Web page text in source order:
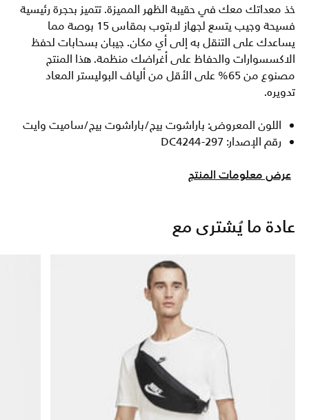
خذ معداتك معك في حقيبة الظهر المميزة. تتميز بحجرة رئيسية
فسيحة وجيب يتسع لجهاز لابتوب بمقاس 15 بوصة مما
يساعدك على التنقل به إلى أي مكان. جيبان بسحابات لحفظ
الاكسسوارات والحفاظ على أغراضك منظمة. هذا المنتج
مصنوع من 65% على الأقل من ألياف البوليستر المعاد
تدويره.
اللون المعروض: باراشوت بيج/باراشوت بيج/ساميت وايت
رقم الإصدار: DC4244-297
عرض معلومات المنتج
عادة ما يُشترى مع